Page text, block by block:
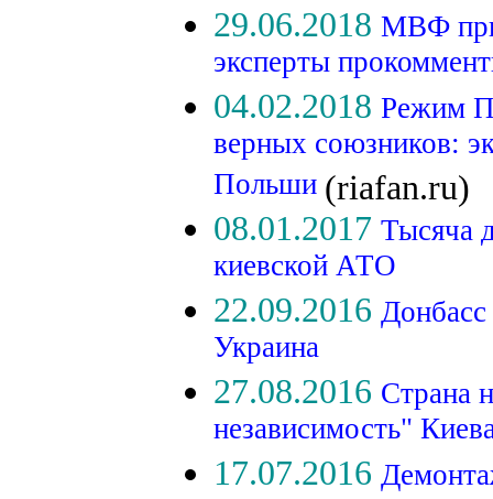
29.06.2018 МВФ
эксперты
04.02.2018 Режим
верных союзников:
Польши (riafan.ru)
08.01.2017 Тысяча
киевской АТО
22.09.2016
Украина
27.08.2016 Страна
независимость"
17.07.2016